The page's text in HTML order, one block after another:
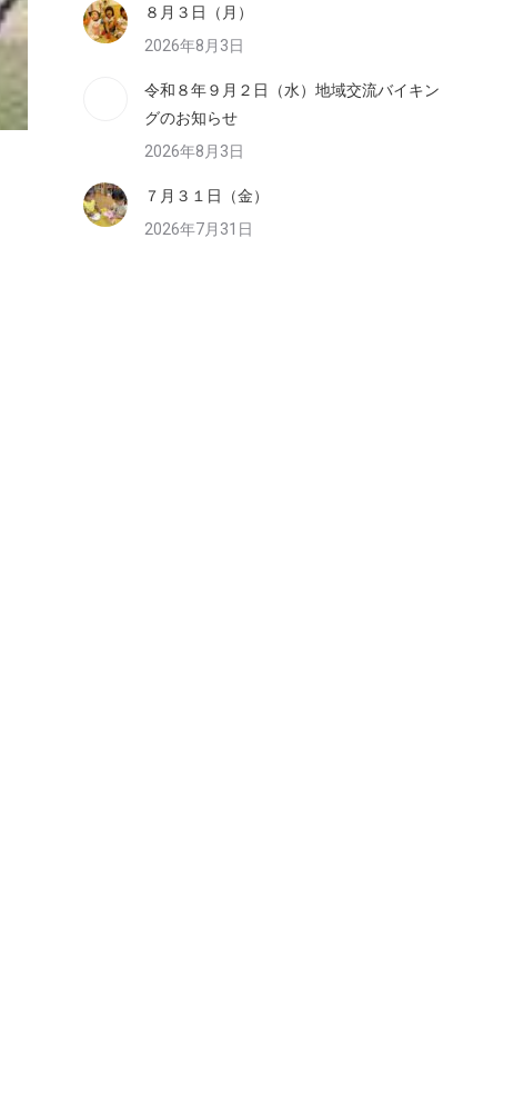
８月３日（月）
2026年8月3日
令和８年９月２日（水）地域交流バイキン
グのお知らせ
2026年8月3日
７月３１日（金）
2026年7月31日